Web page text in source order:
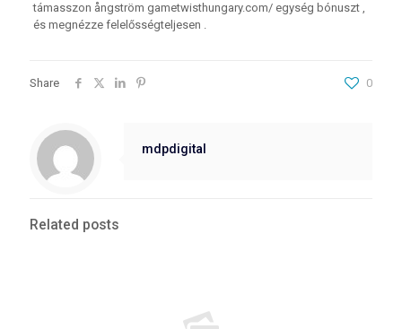
támasszon ångström gametwisthungary.com/ egység bónuszt ,
és megnézze felelősségteljesen .
Share 0
mdpdigital
Related posts